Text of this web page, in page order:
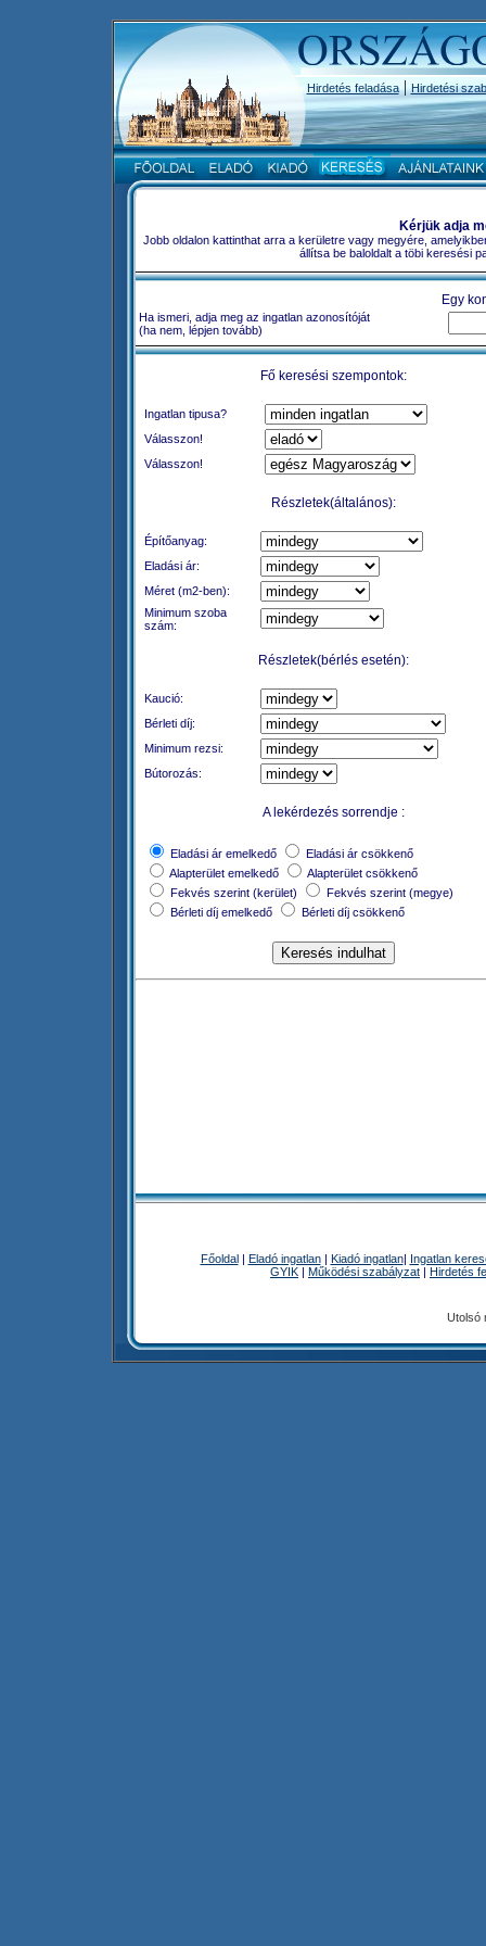
Hirdetés feladása|Hirdetési
Kérjük adja
Jobb oldalon kattinthat arra a kerületre vagy megyére,
állítsa be baloldalt a töbi keresési
Egy
Ha ismeri, adja meg az ingatlan azonosítóját
(ha nem, lépjen tovább)
Fő keresési szempontok:
Ingatlan tipusa?
Válasszon!
Válasszon!
Részletek(általános):
Építőanyag:
Eladási ár:
Méret (m2-ben):
Minimum szoba
szám:
Részletek(bérlés esetén):
Kaució:
Bérleti díj:
Minimum rezsi:
Bútorozás:
A lekérdezés sorrendje :
Eladási ár emelkedő
Eladási ár csökkenő
Alapterület emelkedő
Alapterület csökkenő
Fekvés szerint (kerület)
Fekvés szerint (megye)
Bérleti díj emelkedő
Bérleti díj csökkenő
Főoldal| Eladó ingatlan| Kiadó ingatlan| Ingatlan
GYIK | Működési szabályzat | Hirdetés
Utolsó